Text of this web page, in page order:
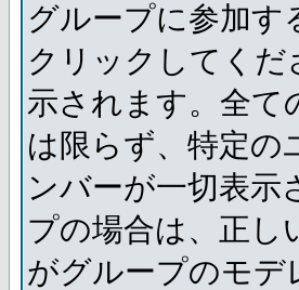
グループに参加す
クリックしてく
示されます。全て
は限らず、特定の
ンバーが一切表示
プの場合は、正し
がグループのモデ